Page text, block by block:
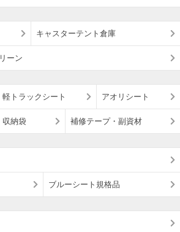
キャスターテント倉庫
ーン
軽トラックシート アオリシート
収納袋 補修テープ・副資材
ブルーシート規格品